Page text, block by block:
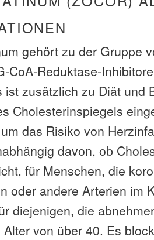
gehört zu der Gruppe
CoA-Reduktase-
ist zusätzlich zu Diät und
Cholesterinspiegels
das Risiko von
davon, ob
für Menschen, die
oder andere Arterien im
diejenigen, die
von über 40. Es